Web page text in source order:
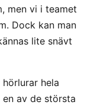
men vi i teamet
Dock kan man
lite snävt
hela
av de största